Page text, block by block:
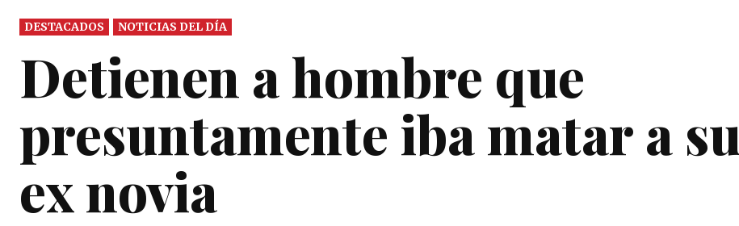
DESTACADOS NOTICIAS DEL DÍA
Detienen a hombre que
presuntamente iba matar a su
ex novia